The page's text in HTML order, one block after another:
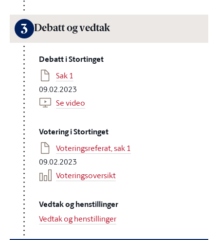
3 Debatt og vedtak
Debatt i Stortinget
Sak 1
09.02.2023
Se video
Votering i Stortinget
Voteringsreferat, sak 1
09.02.2023
Voteringsoversikt
Vedtak og henstillinger
Vedtak og henstillinger